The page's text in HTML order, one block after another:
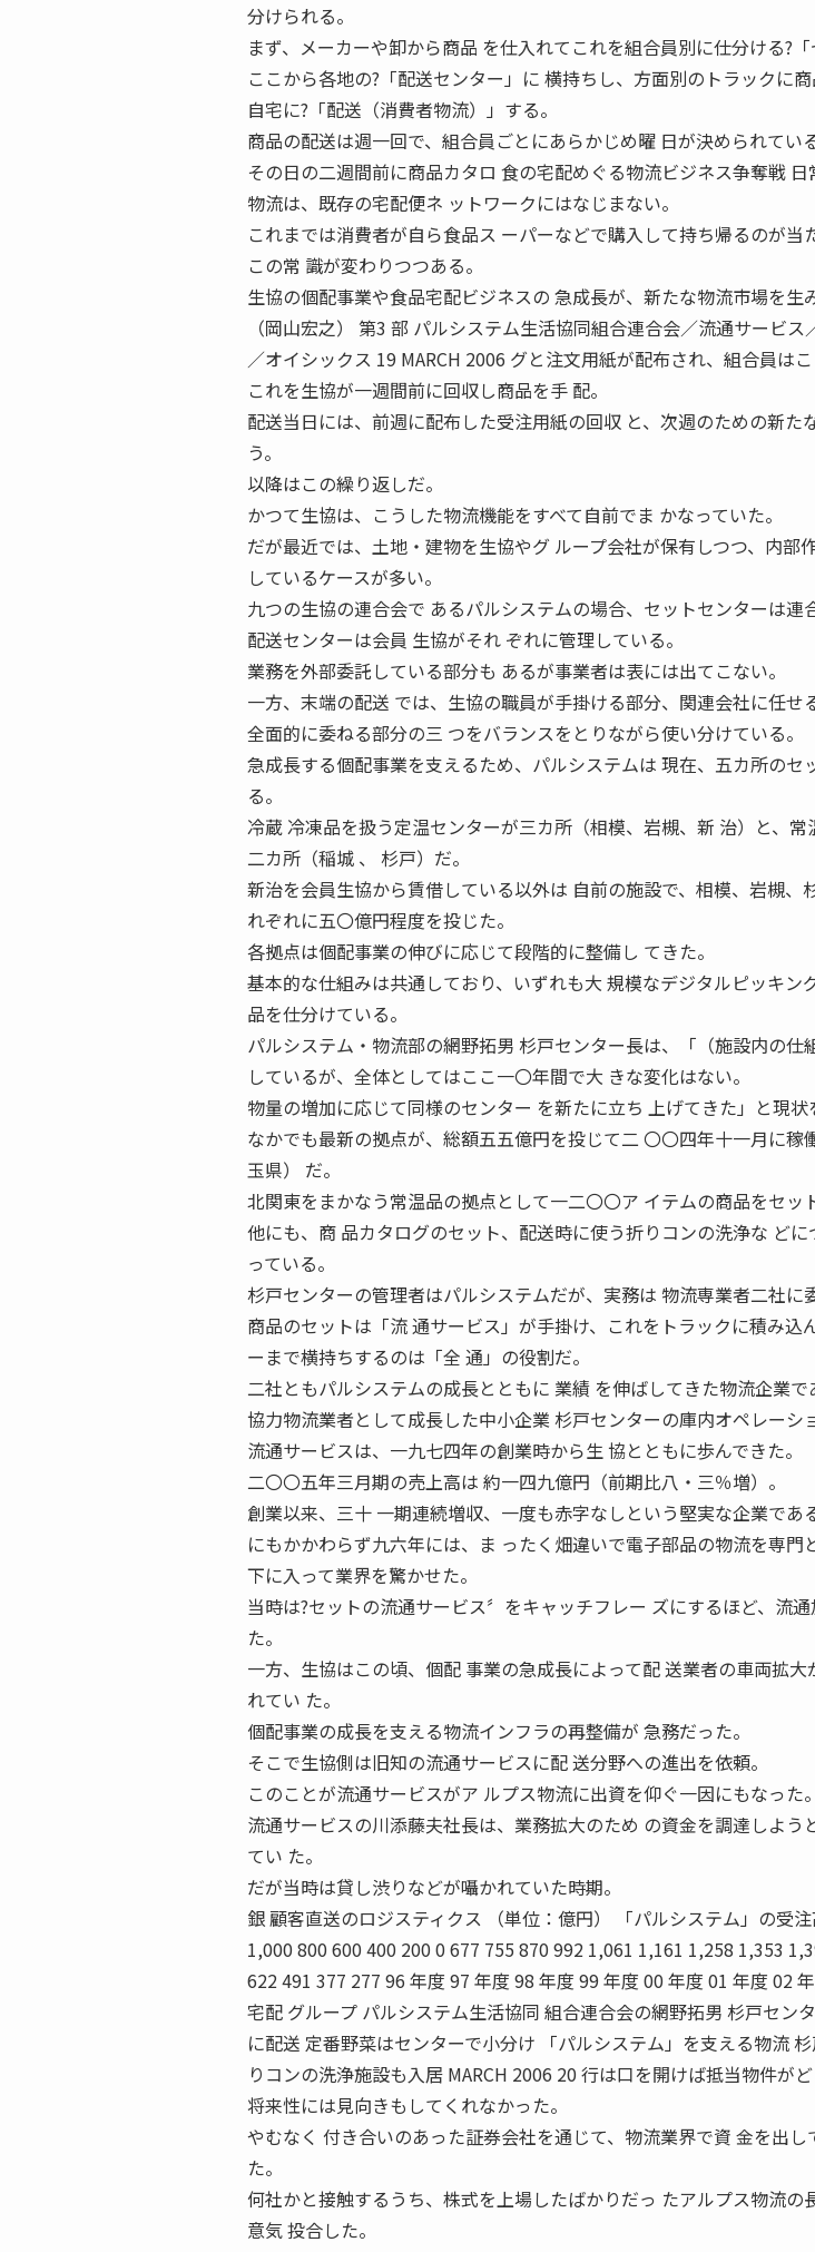
分けられる。
まず、メーカーや卸から商品 を仕入れてこれを組合員別に仕分ける?「
ここから各地の?「配送センター」に 横持ちし、方面別のトラックに
自宅に?「配送（消費者物流）」する。
商品の配送は週一回で、組合員ごとにあらかじめ曜 日が決められている
その日の二週間前に商品カタロ 食の宅配めぐる物流ビジネス争奪戦
物流は、既存の宅配便ネ ットワークにはなじまない。
これまでは消費者が自ら食品ス ーパーなどで購入して持ち帰るのが当
この常 識が変わりつつある。
生協の個配事業や食品宅配ビジネスの 急成長が、新たな物流市場を生
（岡山宏之） 第3 部 パルシステム生活協同組合連合会／流通サービ
／オイシックス 19 MARCH 2006 グと注文用紙が配布され、組合員は
これを生協が一週間前に回収し商品を手 配。
配送当日には、前週に配布した受注用紙の回収 と、次週のための新た
う。
以降はこの繰り返しだ。
かつて生協は、こうした物流機能をすべて自前でま かなっていた。
だが最近では、土地・建物を生協やグ ループ会社が保有しつつ、内部
しているケースが多い。
九つの生協の連合会で あるパルシステムの場合、セットセンターは連
配送センターは会員 生協がそれ ぞれに管理している。
業務を外部委託している部分も あるが事業者は表には出てこない。
一方、末端の配送 では、生協の職員が手掛ける部分、関連会社に任せ
全面的に委ねる部分の三 つをバランスをとりながら使い分けている。
急成長する個配事業を支えるため、パルシステムは 現在、五カ所のセ
る。
冷蔵 冷凍品を扱う定温センターが三カ所（相模、岩槻、新 治）と、
二カ所（稲城 、 杉戸）だ。
新治を会員生協から賃借している以外は 自前の施設で、相模、岩槻、
れぞれに五〇億円程度を投じた。
各拠点は個配事業の伸びに応じて段階的に整備し てきた。
基本的な仕組みは共通しており、いずれも大 規模なデジタルピッキン
品を仕分けている。
パルシステム・物流部の網野拓男 杉戸センター長は、「（施設内の仕
しているが、全体としてはここ一〇年間で大 きな変化はない。
物量の増加に応じて同様のセンター を新たに立ち 上げてきた」と現状
なかでも最新の拠点が、総額五五億円を投じて二 〇〇四年十一月に稼
玉県） だ。
北関東をまかなう常温品の拠点として一二〇〇ア イテムの商品をセッ
他にも、商 品カタログのセット、配送時に使う折りコンの洗浄な ど
っている。
杉戸センターの管理者はパルシステムだが、実務は 物流専業者二社に
商品のセットは「流 通サービス」が手掛け、これをトラックに積み込
ーまで横持ちするのは「全 通」の役割だ。
二社ともパルシステムの成長とともに 業績 を伸ばしてきた物流企業で
協力物流業者として成長した中小企業 杉戸センターの庫内オペレーシ
流通サービスは、一九七四年の創業時から生 協とともに歩んできた。
二〇〇五年三月期の売上高は 約一四九億円（前期比八・三％増）。
創業以来、三十 一期連続増収、一度も赤字なしという堅実な企業であ
にもかかわらず九六年には、ま ったく畑違いで電子部品の物流を専門
下に入って業界を驚かせた。
当時は?セットの流通サービス〞をキャッチフレー ズにするほど、流
た。
一方、生協はこの頃、個配 事業の急成長によって配 送業者の車両拡
れてい た。
個配事業の成長を支える物流インフラの再整備が 急務だった。
そこで生協側は旧知の流通サービスに配 送分野への進出を依頼。
このことが流通サービスがア ルプス物流に出資を仰ぐ一因にもなった。
流通サービスの川添藤夫社長は、業務拡大のため の資金を調達しよう
てい た。
だが当時は貸し渋りなどが囁かれていた時期。
銀 顧客直送のロジスティクス （単位：億円） 「パルシステム」の受
1,000 800 600 400 200 0 677 755 870 992 1,061 1,161 1,258 1,353
622 491 377 277 96 年度 97 年度 98 年度 99 年度 00 年度 01 年度 02
宅配 グループ パルシステム生活協同 組合連合会の網野拓男 杉戸セン
に配送 定番野菜はセンターで小分け 「パルシステム」を支える物流
りコンの洗浄施設も入居 MARCH 2006 20 行は口を開けば抵当物件が
将来性には見向きもしてくれなかった。
やむなく 付き合いのあった証券会社を通じて、物流業界で資 金を出
た。
何社かと接触するうち、株式を上場したばかりだっ たアルプス物流の
意気 投合した。